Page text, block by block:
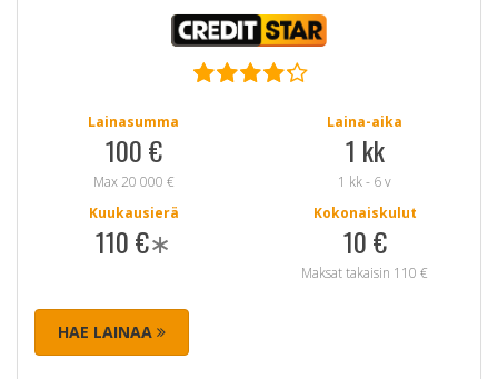
Lainasumma
100 €
Max 20 000 €
Laina-aika
1 kk
1 kk - 6 v
Kuukausierä
110 €∗
Kokonaiskulut
10 €
Maksat takaisin 110 €
HAE LAINAA